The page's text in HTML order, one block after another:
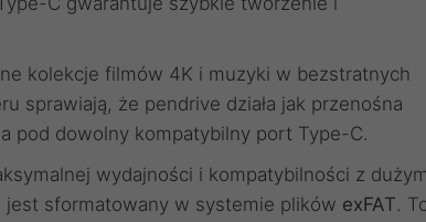
kolekcje filmów 4K i muzyki w bezstratnych
sprawiają, że pendrive działa jak przenośna
pod dowolny kompatybilny port Type-C.
wydajności i kompatybilności z
sformatowany w systemie plików exFAT.